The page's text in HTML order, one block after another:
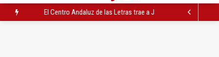
El Centro Andaluz de las Letras trae a Jaén al filósofo Omar